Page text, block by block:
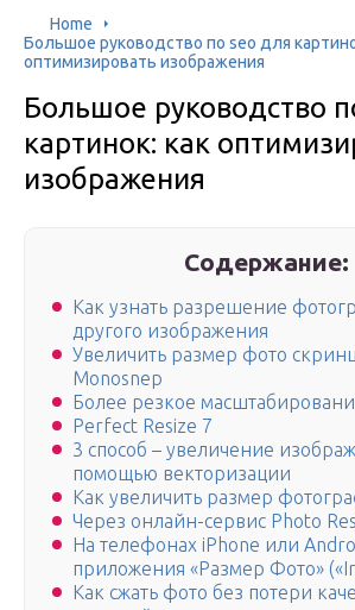
Home
Большое руководство по seo для
оптимизировать изображения
Большое руководство
картинок: как
изображения
Содержание:
Как узнать разрешение
другого изображения
Увеличить размер фото
Monosnep
Более резкое
Perfect Resize 7
3 способ – увеличение
помощью векторизации
Как увеличить размер
Через онлайн-сервис Photo
На телефонах iPhone или
приложения «Размер Фото»
Как сжать фото без потери